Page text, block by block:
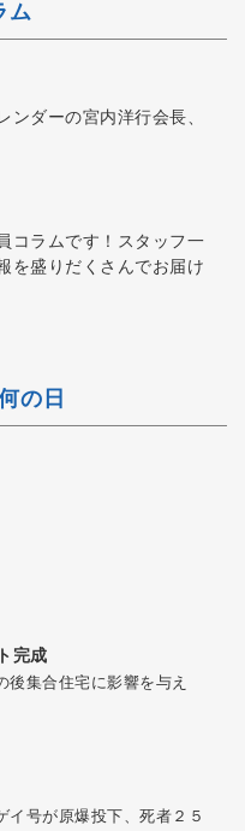
ム
ンダーの宮内洋行会長、
コラムです！スタッフ一
を盛りだくさんでお届け
の日
完成
後集合住宅に影響を与え
イ号が原爆投下、死者２５